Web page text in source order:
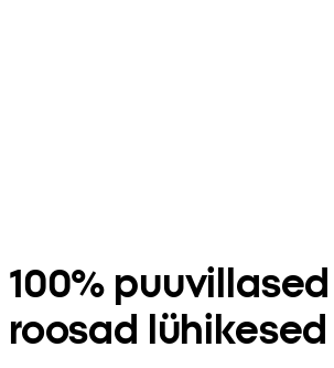
100%
roosad